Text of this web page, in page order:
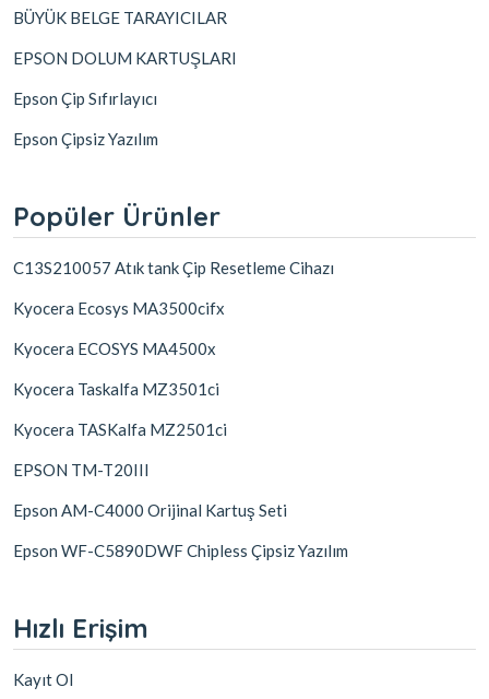
BÜYÜK BELGE TARAYICILAR
EPSON DOLUM KARTUŞLARI
Epson Çip Sıfırlayıcı
Epson Çipsiz Yazılım
Popüler Ürünler
C13S210057 Atık tank Çip Resetleme Cihazı
Kyocera Ecosys MA3500cifx
Kyocera ECOSYS MA4500x
Kyocera Taskalfa MZ3501ci
Kyocera TASKalfa MZ2501ci
EPSON TM-T20III
Epson AM-C4000 Orijinal Kartuş Seti
Epson WF-C5890DWF Chipless Çipsiz Yazılım
Hızlı Erişim
Kayıt Ol